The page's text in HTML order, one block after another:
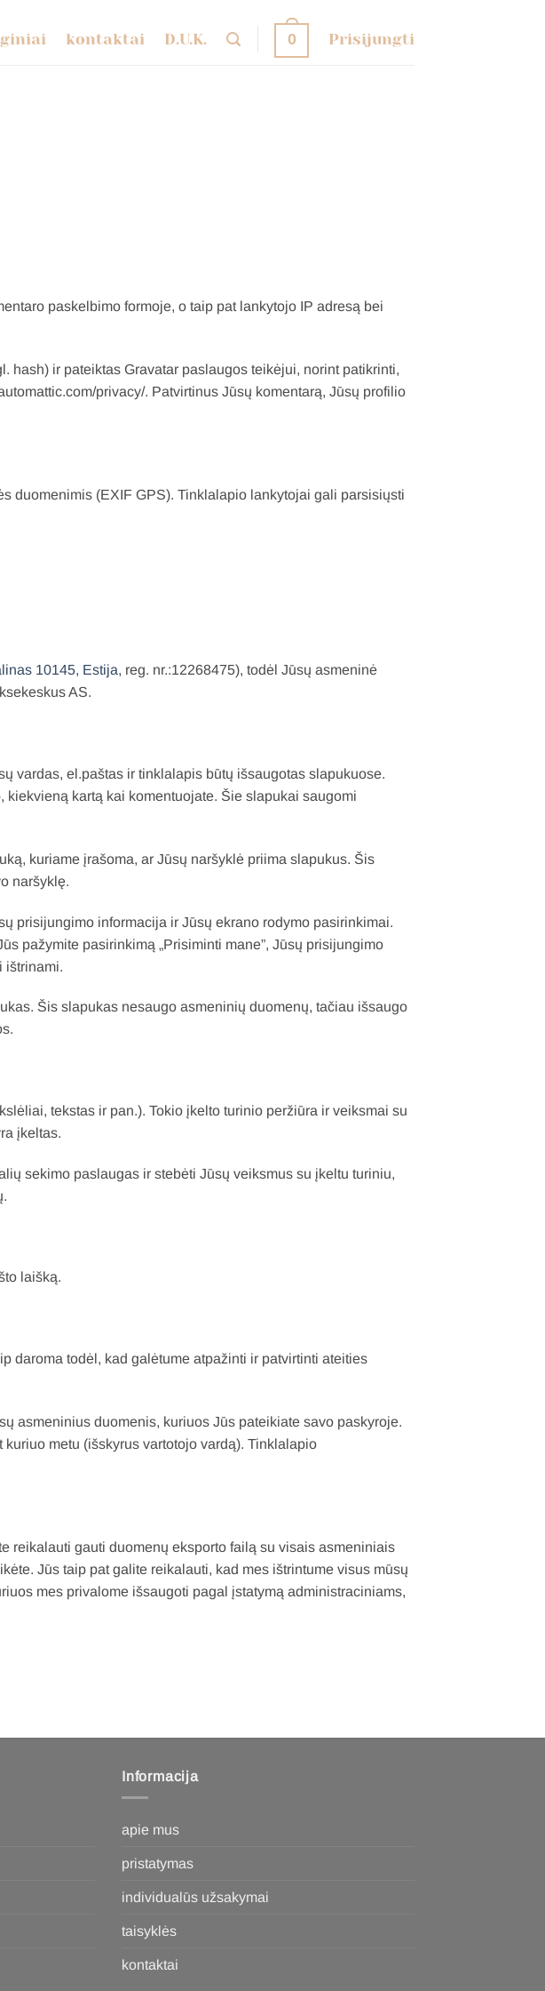
kontaktai D.U.K. 0 Prisijungti
paskelbimo formoje, o taip pat lankytojo IP adresą bei
hash) ir pateiktas Gravatar paslaugos teikėjui, norint patikrinti,
privacy/. Patvirtinus Jūsų komentarą, Jūsų profilio
duomenimis (EXIF GPS). Tinklalapio lankytojai gali parsisiųsti
10145, Estija, reg. nr.:12268475), todėl Jūsų asmeninė
AS.
vardas, el.paštas ir tinklalapis būtų išsaugotas slapukuose.
kartą kai komentuojate. Šie slapukai saugomi
kuriame įrašoma, ar Jūsų naršyklė priima slapukus. Šis
naršyklę.
prisijungimo informacija ir Jūsų ekrano rodymo pasirinkimai.
pažymite pasirinkimą „Prisiminti mane”, Jūsų prisijungimo
ištrinami.
Šis slapukas nesaugo asmeninių duomenų, tačiau išsaugo
tekstas ir pan.). Tokio įkelto turinio peržiūra ir veiksmai su
įkeltas.
sekimo paslaugas ir stebėti Jūsų veiksmus su įkeltu turiniu,
laišką.
daroma todėl, kad galėtume atpažinti ir patvirtinti ateities
asmeninius duomenis, kuriuos Jūs pateikiate savo paskyroje.
metu (išskyrus vartotojo vardą). Tinklalapio
reikalauti gauti duomenų eksporto failą su visais asmeniniais
Jūs taip pat galite reikalauti, kad mes ištrintume visus mūsų
mes privalome išsaugoti pagal įstatymą administraciniams,
Informacija
apie mus
pristatymas
individualūs užsakymai
taisyklės
kontaktai